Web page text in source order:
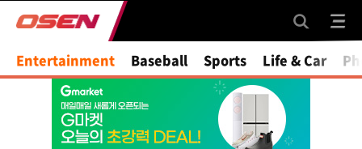
Mute
Entertainment Baseball Sports Life & Car